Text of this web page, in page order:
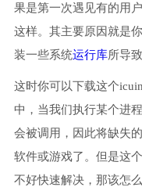
果是第一次遇见有的用
这样。其主要原因就是
装一些系统运行库所导致
这时你可以下载这个
中，当我们执行某个进
会被调用，因此将缺失
软件或游戏了。但是这
不好快速解决，那该怎